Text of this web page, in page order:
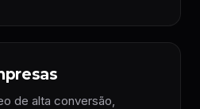
de alta conversão,